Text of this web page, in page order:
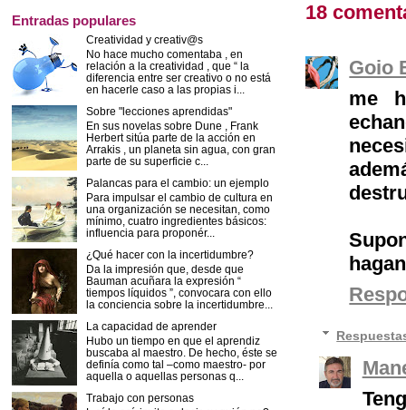
18
Goio
me
Entradas populares
Creatividad y creativ@s
No hace mucho comentaba , en
relación a la creatividad , que “ la
diferencia entre ser creativo o no está
en hacerle caso a las propias i...
Sobre "lecciones aprendidas"
En sus novelas sobre Dune , Frank
Herbert sitúa parte de la acción en
Arrakis , un planeta sin agua, con gran
parte de su superficie c...
Palancas para el cambio: un ejemplo
Para impulsar el cambio de cultura en
una organización se necesitan, como
mínimo, cuatro ingredientes básicos:
influencia para proponér...
¿Qué hacer con la incertidumbre?
Da la impresión que, desde que
Bauman acuñara la expresión “
tiempos líquidos ”, convocara con ello
la conciencia sobre la incertidumbre...
La capacidad de aprender
Hubo un tiempo en que el aprendiz
buscaba al maestro. De hecho, éste se
definía como tal –como maestro- por
aquella o aquellas personas q...
Trabajo con personas